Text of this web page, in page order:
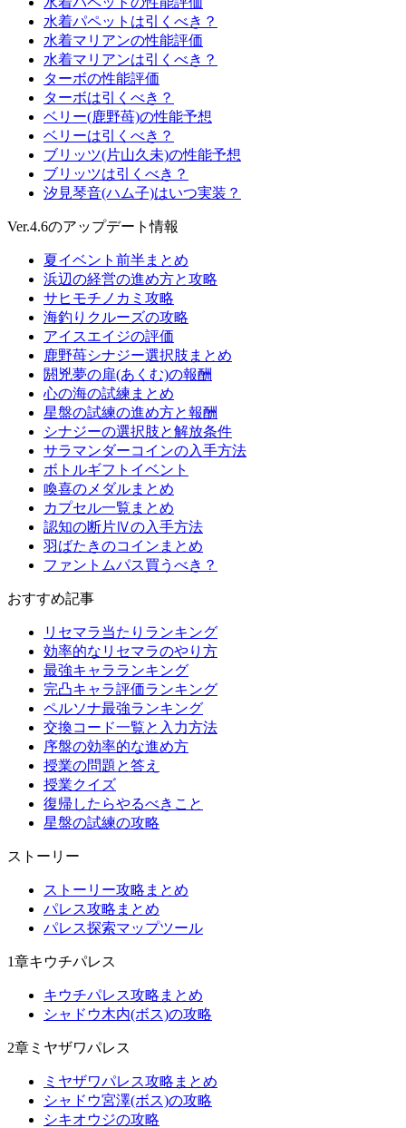
水着パペットは引くべき？
水着マリアンの性能評価
水着マリアンは引くべき？
ターボの性能評価
ターボは引くべき？
ベリー(鹿野苺)の性能予想
ベリーは引くべき？
ブリッツ(片山久未)の性能予想
ブリッツは引くべき？
汐見琴音(ハム子)はいつ実装？
Ver.4.6のアップデート情報
夏イベント前半まとめ
浜辺の経営の進め方と攻略
サヒモチノカミ攻略
海釣りクルーズの攻略
アイスエイジの評価
鹿野苺シナジー選択肢まとめ
閼兇夢の扉(あくむ)の報酬
心の海の試練まとめ
星盤の試練の進め方と報酬
シナジーの選択肢と解放条件
サラマンダーコインの入手方法
ボトルギフトイベント
喚喜のメダルまとめ
カプセル一覧まとめ
認知の断片Ⅳの入手方法
羽ばたきのコインまとめ
ファントムパス買うべき？
おすすめ記事
リセマラ当たりランキング
効率的なリセマラのやり方
最強キャラランキング
完凸キャラ評価ランキング
ペルソナ最強ランキング
交換コード一覧と入力方法
序盤の効率的な進め方
授業の問題と答え
授業クイズ
復帰したらやるべきこと
星盤の試練の攻略
ストーリー
ストーリー攻略まとめ
パレス攻略まとめ
パレス探索マップツール
1章キウチパレス
キウチパレス攻略まとめ
シャドウ木内(ボス)の攻略
2章ミヤザワパレス
ミヤザワパレス攻略まとめ
シャドウ宮澤(ボス)の攻略
シキオウジの攻略